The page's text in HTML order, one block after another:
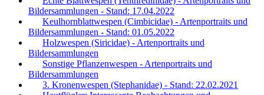
Bildersammlungen - Stand: 17.04.2022
Keulhornblattwespen (Cimbicidae) - Artenportraits und
Bildersammlungen - Stand: 01.05.2022
Holzwespen (Siricidae) - Artenportraits und
Bildersammlungen
Sonstige Pflanzenwespen - Artenportraits und
Bildersammlungen
3. Kronenwespen (Stephanidae) - Stand: 22.02.2021